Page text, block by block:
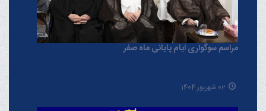
مراسم سوگواری ایام پایانی ماه صفر
02 شهریور 1404